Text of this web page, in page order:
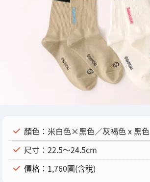
顏色：米白色×黑色／灰褐色 x 黑色
尺寸：22.5～24.5cm
價格：1,760圓(含稅)